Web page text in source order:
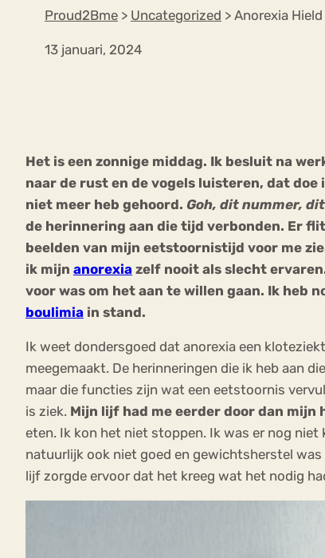
Proud2Bme > Uncategorized > Anorexia
13 januari, 2024
Het is een zonnige middag. Ik besluit na
naar de rust en de vogels luisteren, dat
niet meer heb gehoord. Goh, dit nummer,
de herinnering aan die tijd verbonden. Er
beelden van mijn eetstoornistijd voor me
ik mijn anorexia zelf nooit als slecht
voor was om het aan te willen gaan. Ik heb
boulimia in stand.
Ik weet dondersgoed dat anorexia een
meegemaakt. De herinneringen die ik heb aan
maar die functies zijn wat een eetstoornis
is ziek. Mijn lijf had me eerder door dan
eten. Ik kon het niet stoppen. Ik was er nog niet
natuurlijk ook niet goed en gewichtsherstel
lijf zorgde ervoor dat het kreeg wat het nodig
Orthorexia
Afvallen Angst